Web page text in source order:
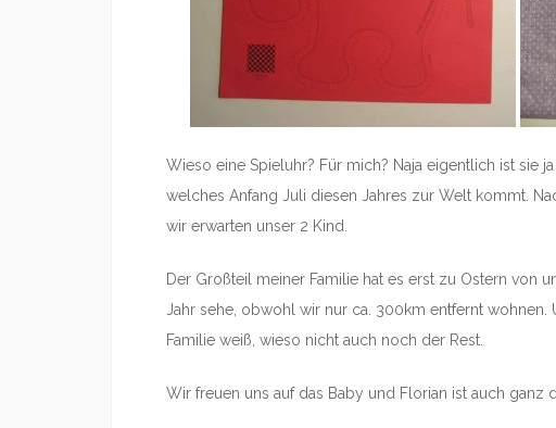
Wieso eine Spieluhr? Für mich? Naja eigentlich ist sie
welches Anfang Juli diesen Jahres zur Welt kommt.
wir erwarten unser 2 Kind.
Der Großteil meiner Familie hat es erst zu Ostern von
Jahr sehe, obwohl wir nur ca. 300km entfernt
Familie weiß, wieso nicht auch noch der Rest.
Wir freuen uns auf das Baby und Florian ist auch ganz